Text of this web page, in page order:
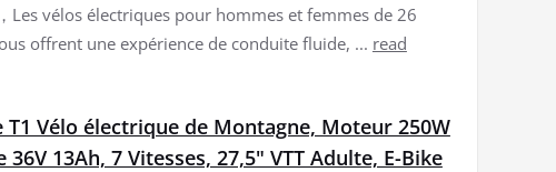
Les vélos électriques pour hommes et femmes de 26
offrent une expérience de conduite fluide, ... read
T1 Vélo électrique de Montagne, Moteur 250W
36V 13Ah, 7 Vitesses, 27,5" VTT Adulte, E-Bike